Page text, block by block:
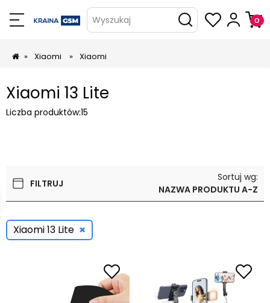
Wyszukaj
» Xiaomi » Xiaomi
Xiaomi 13 Lite
Liczba produktów:15
FILTRUJ
Sortuj wg:
NAZWA PRODUKTU A-Z
Xiaomi 13 Lite ×